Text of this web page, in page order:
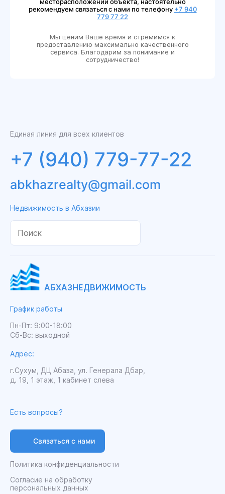
рекомендуем связаться с нами по телефону +7 940
779 77 22
Мы ценим Ваше время и стремимся к
предоставлению максимально качественного
сервиса. Благодарим за понимание и
сотрудничество!
Единая линия для всех клиентов
+7 (940) 779-77-22
Недвижимость в Абхазии
abkhazrealty@gmail.com
АБХАЗНЕДВИЖИМОСТЬ
График работы
Пн-Пт: 9:00-18:00
Сб-Вс: выходной
Адрес:
г.Сухум, ДЦ Абаза, ул. Генерала Дбар,
д. 19, 1 этаж, 1 кабинет слева
Политика конфиденциальности
Согласие на обработку
персональных данных
Есть вопросы?
Связаться с нами